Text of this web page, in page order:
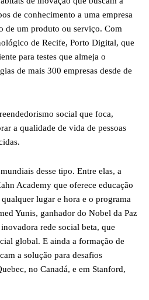
de conhecimento a uma empresa
de um produto ou serviço. Com
de Recife, Porto Digital, que
para testes que almeja o
de mais 300 empresas desde de
social que foca,
a qualidade de vida de pessoas
desse tipo. Entre elas, a
Academy que oferece educação
lugar e hora e o programa
Yunis, ganhador do Nobel da Paz
rede social beta, que
global. E ainda a formação de
a solução para desafios
no Canadá, e em Stanford,